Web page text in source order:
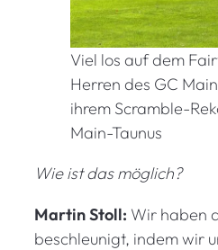
Viel los auf dem
Herren des GC
ihrem Scramble-
Main-Taunus
Wie ist das möglich?
Martin Stoll: Wir haben
beschleunigt, indem wir